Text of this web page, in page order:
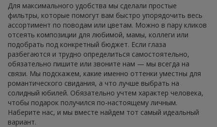
Для максимального удобства мы сделали простые
фильтры, которые помогут вам быстро упорядочить весь
ассортимент по поводам или цветам. Можно в пару кликов
отсеять композиции для любимой, мамы, коллеги или
подобрать под конкретный бюджет. Если глаза
разбегаются и трудно определиться самостоятельно,
обязательно пишите или звоните нам — мы всегда на
связи. Мы подскажем, какие именно оттенки уместны для
романтического свидания, а что лучше выбрать на
солидный юбилей. Обязательно учтем характер человека,
чтобы подарок получился по-настоящему личным.
Наберите нас, и мы вместе найдем тот самый идеальный
вариант.